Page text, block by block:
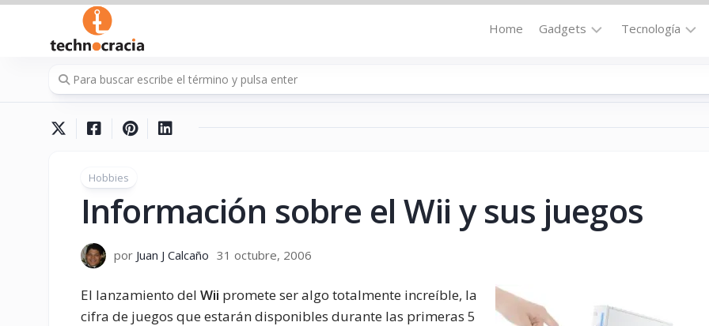
Saltar
contenido
Home Gadgets
Hogar
Wearables
Tecnología
Internet
Transportación
Hobbies
Información sobre el Wii y sus juegos
por Juan J Calcaño 31 octubre, 2006
El lanzamiento del Wii promete ser algo totalmente increíble, la
cifra de juegos que estarán disponibles durante las primeras 5